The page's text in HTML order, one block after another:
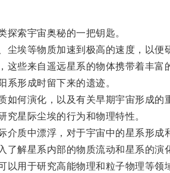
索宇宙奥秘的一把钥匙。
埃等物质加速到极高的速度，以便
来自遥远星系的物体携带着丰富
形成时留下来的遗迹。
何演化，以及有关早期宇宙形成的
星际尘埃的行为和物理特性。
质中漂浮，对于宇宙中的星系形成
解星系内部的物质流动和星系的演
用于研究高能物理和粒子物理等领